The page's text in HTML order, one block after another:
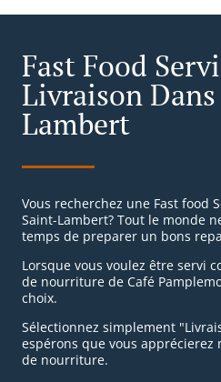
Fast Food
Livraison
Lambert
Vous recherchez une Fast food
Saint-Lambert? Tout le monde
temps de preparer un bons
Lorsque vous voulez être servi
de nourriture de Café
choix.
Sélectionnez simplement
espérons que vous apprécierez
de nourriture.